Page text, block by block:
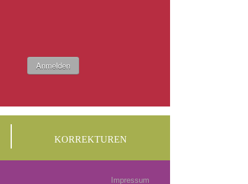
Anmelden
KORREKTUREN
Impressum